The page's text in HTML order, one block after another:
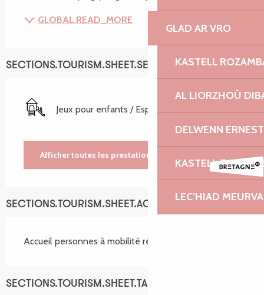
GLAD AR VRO
KASTELL
AL LIORZHOÙ
DELWENN
KASTELL
LEC’HIAD
GLOBAL.READ_MORE
SECTIONS.TOURISM.SHEET.SERVICES
Jeux pour enfants / Espace jeux
Afficher toutes les prestations
SECTIONS.TOURISM.SHEET.ACCESSIBILITY_SERVICES
Accueil personnes à mobilité réduite
SECTIONS.TOURISM.SHEET.TARIFFS.TARIFFS